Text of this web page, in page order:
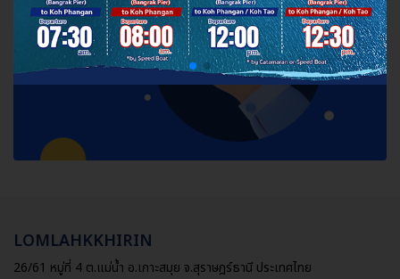
LOMLAHKKHIRIN
26/61 หมู่ที่ 4 ต.แม่น้ำ อ.เกาะสมุย จ.สุราษฎร์ธานี ประเทศไทย